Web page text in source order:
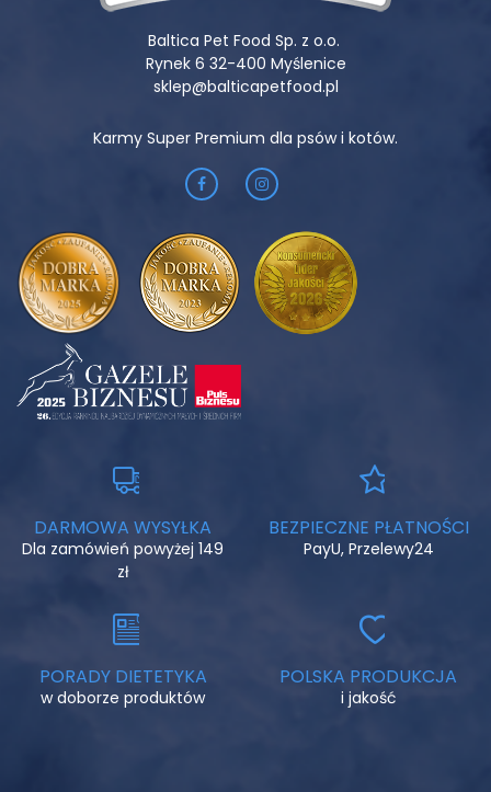
Baltica Pet Food Sp. z o.o.
Rynek 6 32-400 Myślenice
sklep@balticapetfood.pl
Karmy Super Premium dla psów i kotów.
DARMOWA WYSYŁKA
Dla zamówień powyżej 149
zł
BEZPIECZNE PŁATNOŚCI
PayU, Przelewy24
PORADY DIETETYKA
w doborze produktów
POLSKA PRODUKCJA
i jakość